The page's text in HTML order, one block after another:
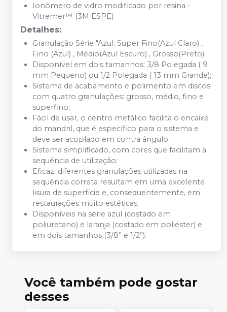
Ionômero de vidro modificado por resina -
Vitremer™ (3M ESPE)
Detalhes:
Granulação Série "Azul: Super Fino(Azul Claro) ,
Fino (Azul) , Médio(Azul Escuro) , Grosso(Preto);
Disponível em dois tamanhos: 3/8 Polegada ( 9
mm Pequeno) ou 1/2 Polegada ( 13 mm Grande);
Sistema de acabamento e polimento em discos
com quatro granulações: grosso, médio, fino e
superfino;
Fácil de usar, o centro metálico facilita o encaixe
do mandril, que é específico para o sistema e
deve ser acoplado em contra ângulo;
Sistema simplificado, com cores que facilitam a
sequência de utilização;
Eficaz: diferentes granulações utilizadas na
sequência correta resultam em uma excelente
lisura de superfície e, consequentemente, em
restaurações muito estéticas;
Disponíveis na série azul (costado em
poliuretano) e laranja (costado em poliéster) e
em dois tamanhos (3/8” e 1/2”).
Você também pode gostar
desses